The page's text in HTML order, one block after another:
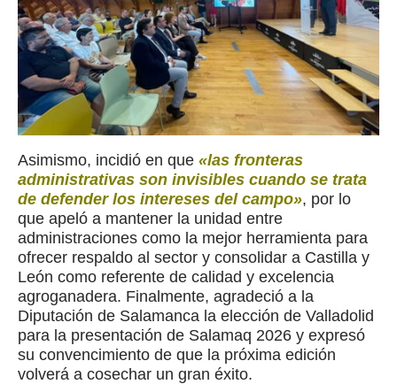
Asimismo, incidió en que «las fronteras
administrativas son invisibles cuando se trata
de defender los intereses del campo», por lo
que apeló a mantener la unidad entre
administraciones como la mejor herramienta para
ofrecer respaldo al sector y consolidar a Castilla y
León como referente de calidad y excelencia
agroganadera. Finalmente, agradeció a la
Diputación de Salamanca la elección de Valladolid
para la presentación de Salamaq 2026 y expresó
su convencimiento de que la próxima edición
volverá a cosechar un gran éxito.